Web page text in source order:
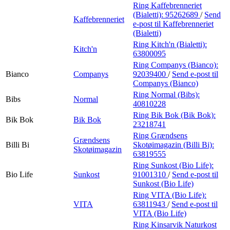
Kaffebrenneriet
Ring Kaffebrenneriet
(Bialetti): 95262689 / Send
e-post til Kaffebrenneriet
(Bialetti)
Kitch'n
Ring Kitch'n (Bialetti):
63800095
Bianco Companys
Ring Companys (Bianco):
92039400 / Send e-post til
Companys (Bianco)
Bibs
Normal
Ring Normal (Bibs):
40810228
Bik Bok
Bik Bok
Ring Bik Bok (Bik Bok):
23218741
Billi Bi
Grændsens
Skotøimagazin
Ring Grændsens
Skotøimagazin (Billi Bi):
63819555
Bio Life Sunkost
Ring Sunkost (Bio Life):
91001310 / Send e-post til
Sunkost (Bio Life)
VITA
Ring VITA (Bio Life):
63811943 / Send e-post til
VITA (Bio Life)
Ring Kinsarvik Naturkost